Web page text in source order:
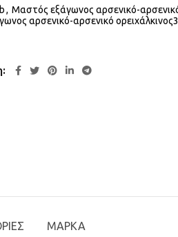
, Μαστός εξάγωνος αρσενικό-
αρσενικό-αρσενικό
ΜΆΡΚΑ